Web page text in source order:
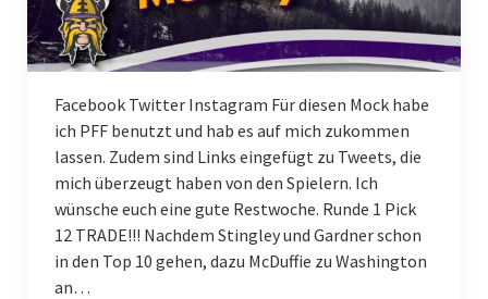
Facebook Twitter Instagram Für diesen Mock habe
ich PFF benutzt und hab es auf mich zukommen
lassen. Zudem sind Links eingefügt zu Tweets, die
mich überzeugt haben von den Spielern. Ich
wünsche euch eine gute Restwoche. Runde 1 Pick
12 TRADE!!! Nachdem Stingley und Gardner schon
in den Top 10 gehen, dazu McDuffie zu Washington
an…